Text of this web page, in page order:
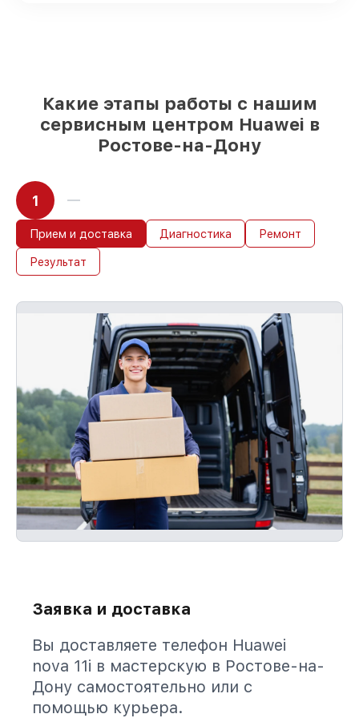
Какие этапы работы с нашим
сервисным центром Huawei в
Ростове-на-Дону
1
Прием и доставка Диагностика Ремонт
Результат
Заявка и доставка
Вы доставляете телефон Huawei
nova 11i в мастерскую в Ростове-на-
Дону самостоятельно или с
помощью курьера.